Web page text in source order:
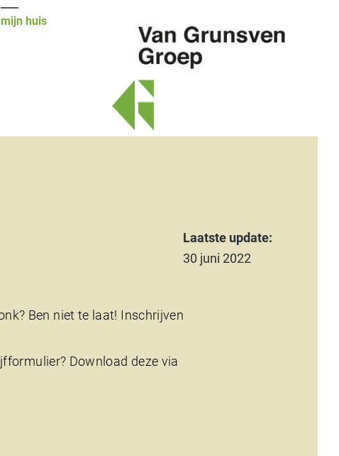
Van
mijn huis
Laatste update:
30 juni 2022
Ben niet te laat! Inschrijven
Download deze via